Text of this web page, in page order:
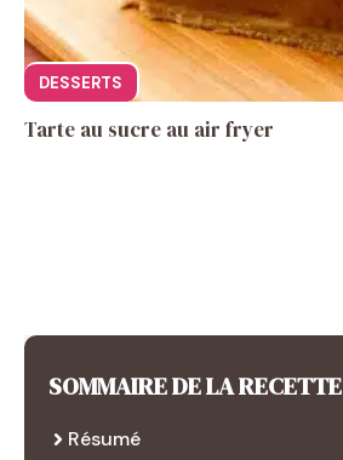
DESSERTS
Tarte au sucre au air fryer
SOMMAIRE DE LA RECETTE
Résumé